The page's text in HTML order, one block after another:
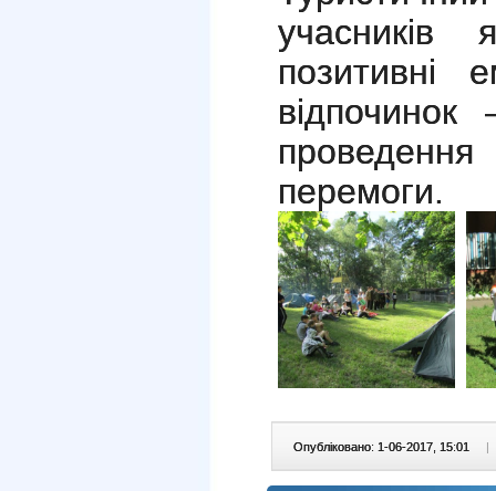
учасників
позитивні
перемоги.
Опубліковано: 1-06-2017, 15:01 |